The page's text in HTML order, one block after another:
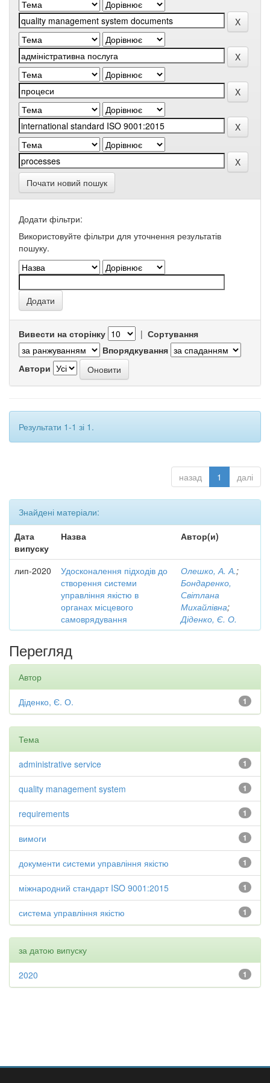
Почати новий пошук
Додати фільтри:
Використовуйте фільтри для уточнення результатів
пошуку.
Вивести на сторінку | Сортування
Впорядкування
Автори
Результати 1-1 зі 1.
назад 1 далі
Знайдені матеріали:
Дата
випуску
Назва Автор(и)
лип-2020
Удосконалення підходів до
створення системи
управління якістю в
органах місцевого
самоврядування
Олешко, А. А.;
Бондаренко,
Світлана
Михайлівна;
Діденко, Є. О.
Перегляд
Автор
1
Діденко, Є. О.
Тема
1
administrative service
1
quality management system
1
requirements
1
вимоги
1
документи системи управління якістю
1
міжнародний стандарт ISO 9001:2015
1
система управління якістю
за датою випуску
1
2020